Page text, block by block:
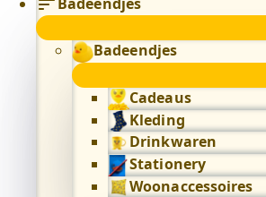
Badeendjes
Cadeaus
Kleding
Drinkwaren
Stationery
Woonaccessoires